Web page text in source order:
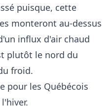
puisque, cette
monteront au-dessus
influx d'air chaud
plutôt le nord du
froid.